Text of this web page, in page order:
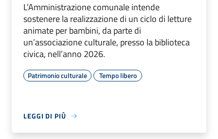
L’Amministrazione comunale intende
sostenere la realizzazione di un ciclo di letture
animate per bambini, da parte di
un’associazione culturale, presso la biblioteca
civica, nell’anno 2026.
Patrimonio culturale Tempo libero
LEGGI DI PIÙ